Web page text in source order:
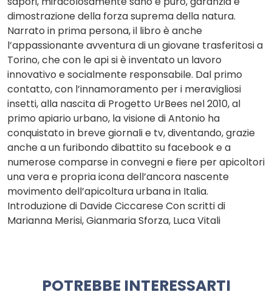
dimostrazione della forza suprema della natura.
Narrato in prima persona, il libro è anche
l’appassionante avventura di un giovane trasferitosi a
Torino, che con le api si è inventato un lavoro
innovativo e socialmente responsabile. Dal primo
contatto, con l’innamoramento per i meravigliosi
insetti, alla nascita di Progetto UrBees nel 2010, al
primo apiario urbano, la visione di Antonio ha
conquistato in breve giornali e tv, diventando, grazie
anche a un furibondo dibattito su facebook e a
numerose comparse in convegni e fiere per apicoltori
una vera e propria icona dell’ancora nascente
movimento dell’apicoltura urbana in Italia.
Introduzione di Davide Ciccarese Con scritti di
Marianna Merisi, Gianmaria Sforza, Luca Vitali
POTREBBE INTERESSARTI